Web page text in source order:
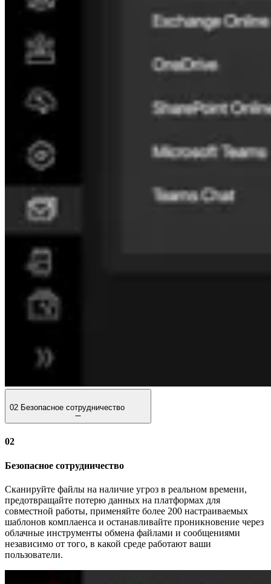
02 Безопасное сотрудничество
02
Безопасное сотрудничество
Сканируйте файлы на наличие угроз в реальном времени,
предотвращайте потерю данных на платформах для
совместной работы, применяйте более 200 настраиваемых
шаблонов комплаенса и останавливайте проникновение через
облачные инструменты обмена файлами и сообщениями
независимо от того, в какой среде работают ваши
пользователи.